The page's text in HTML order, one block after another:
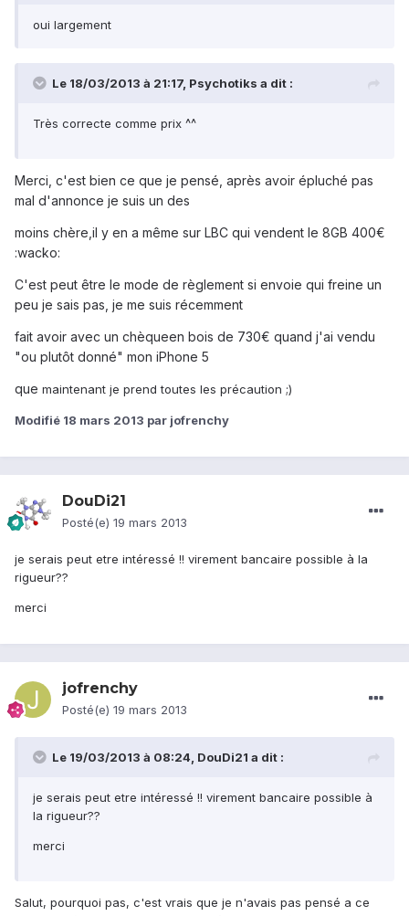
oui largement
Le 18/03/2013 à 21:17, Psychotiks a dit :
Très correcte comme prix ^^
Merci, c'est bien ce que je pensé, après avoir épluché pas
mal d'annonce je suis un des
moins chère,il y en a même sur LBC qui vendent le 8GB 400€
:wacko:
C'est peut être le mode de règlement si envoie qui freine un
peu je sais pas, je me suis récemment
fait avoir avec un chèqueen bois de 730€ quand j'ai vendu
"ou plutôt donné" mon iPhone 5
que maintenant je prend toutes les précaution ;)
Modifié 18 mars 2013 par jofrenchy
DouDi21
Posté(e) 19 mars 2013
je serais peut etre intéressé !! virement bancaire possible à la
rigueur??
merci
jofrenchy
Posté(e) 19 mars 2013
Le 19/03/2013 à 08:24, DouDi21 a dit :
je serais peut etre intéressé !! virement bancaire possible à
la rigueur??
merci
Salut, pourquoi pas, c'est vrais que je n'avais pas pensé a ce